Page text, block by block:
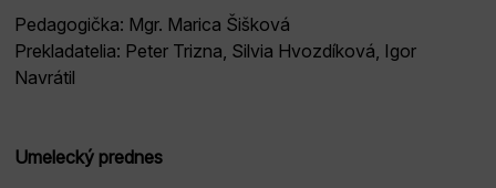
Pedagogička: Mgr. Marica Šišková
Prekladatelia: Peter Trizna, Silvia Hvozdíková, Igor
Navrátil
Umelecký prednes